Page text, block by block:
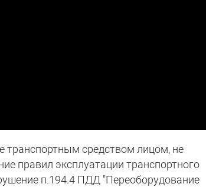
транспортным средством лицом, не
правил эксплуатации транспортного
п.194.4 ПДД "Переоборудование